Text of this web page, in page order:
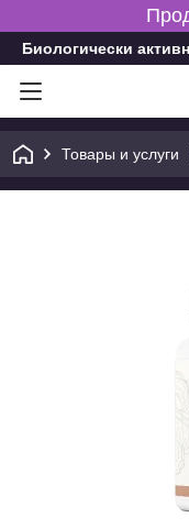
Биологически
Товары и услуги